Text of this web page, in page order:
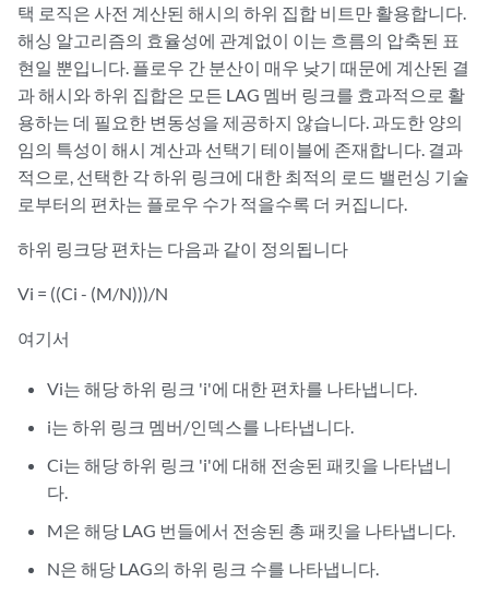
택 로직은 사전 계산된 해시의 하위 집합 비트만 활용합니다.
해싱 알고리즘의 효율성에 관계없이 이는 흐름의 압축된 표
현일 뿐입니다. 플로우 간 분산이 매우 낮기 때문에 계산된 결
과 해시와 하위 집합은 모든 LAG 멤버 링크를 효과적으로 활
용하는 데 필요한 변동성을 제공하지 않습니다. 과도한 양의
임의 특성이 해시 계산과 선택기 테이블에 존재합니다. 결과
적으로, 선택한 각 하위 링크에 대한 최적의 로드 밸런싱 기술
로부터의 편차는 플로우 수가 적을수록 더 커집니다.
하위 링크당 편차는 다음과 같이 정의됩니다
Vi = ((Ci - (M/N)))/N
여기서
Vi는 해당 하위 링크 'i'에 대한 편차를 나타냅니다.
i는 하위 링크 멤버/인덱스를 나타냅니다.
Ci는 해당 하위 링크 'i'에 대해 전송된 패킷을 나타냅니
다.
M은 해당 LAG 번들에서 전송된 총 패킷을 나타냅니다.
N은 해당 LAG의 하위 링크 수를 나타냅니다.